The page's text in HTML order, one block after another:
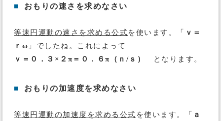
■ おもりの速さを求めなさい
等速円運動の速さを求める公式を使います。「
ｖ＝
ｒω 」でしたね。これによって
ｖ＝０．３×２π＝０．６π（ｎ/ｓ）
となります。
■ おもりの加速度を求めなさい
等速円運動の加速度を求める公式 を使います。「
ａ